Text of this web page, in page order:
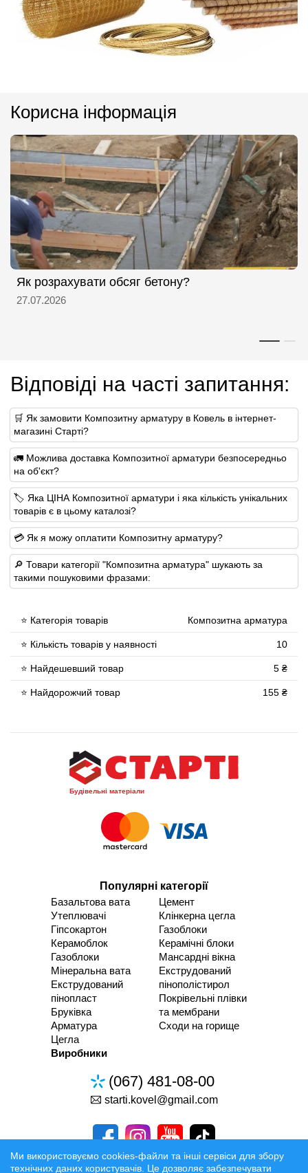
Корисна інформація
Як розрахувати обсяг бетону?
27.07.2026
Відповіді на часті запитання:
🛒 Як замовити Композитну арматуру в Ковель в інтернет-
магазині Старті?
🚛 Можлива доставка Композитної арматури безпосередньо
на об'єкт?
🏷 Яка ЦІНА Композитної арматури і яка кількість унікальних
товарів є в цьому каталозі?
💳 Як я можу оплатити Композитну арматуру?
🔎 Товари категорії "Композитна арматура" шукають за
такими пошуковими фразами:
⭐ Категорія товарів Композитна арматура
⭐ Кількість товарів у наявності 10
⭐ Найдешевший товар 5 ₴
⭐ Найдорожчий товар 155 ₴
Будівельні матеріали
Популярні категорії
Базальтова вата
Утеплювачі
Гіпсокартон
Керамоблок
Газоблоки
Мінеральна вата
Екструдований
пінопласт
Бруківка
Арматура
Цегла
Цемент
Клінкерна цегла
Газоблоки
Керамічні блоки
Мансардні вікна
Екструдований
пінополістирол
Покрівельні плівки
та мембрани
Сходи на горище
Виробники
(067) 481-08-00
starti.kovel@gmail.com
Ми використовуємо cookies-файли та інші сервіси для збору
технічних даних користувачів. Це дозволяє забезпечувати